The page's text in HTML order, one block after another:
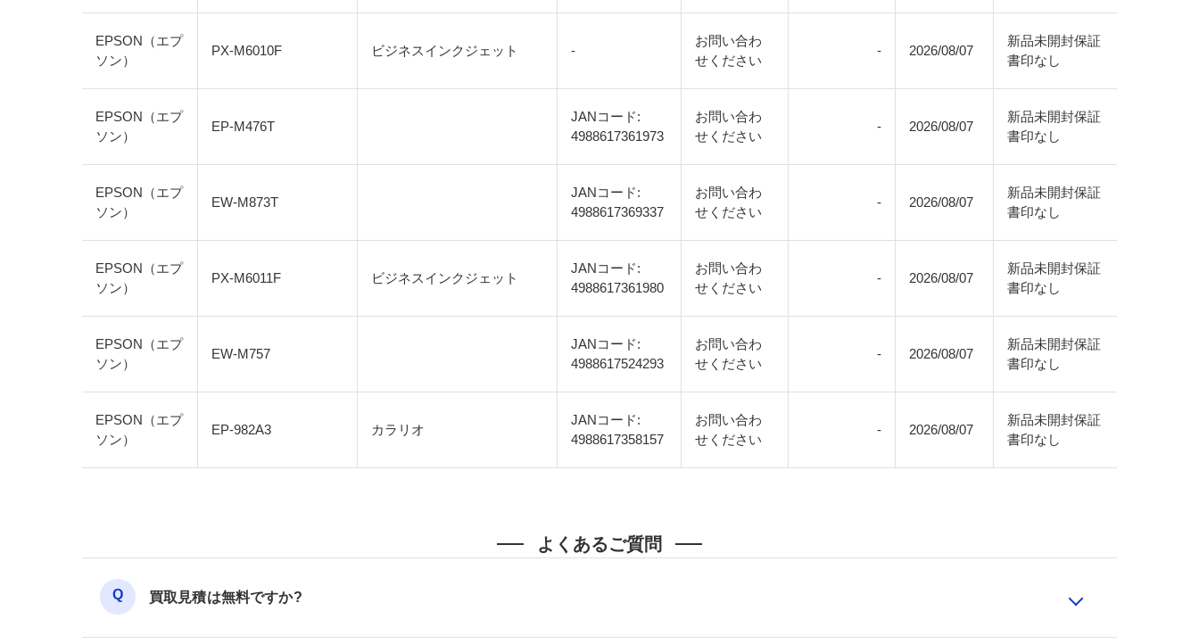
EPSON（エプ
ソン）
PX-M6010F ビジネスインクジェット -
お問い合わ
せください
- 2026/08/07
新品未開封保証
書印なし
EPSON（エプ
ソン）
EP-M476T
JANコード:
4988617361973
お問い合わ
せください
- 2026/08/07
新品未開封保証
書印なし
EPSON（エプ
ソン）
EW-M873T
JANコード:
4988617369337
お問い合わ
せください
- 2026/08/07
新品未開封保証
書印なし
EPSON（エプ
ソン）
PX-M6011F ビジネスインクジェット
JANコード:
4988617361980
お問い合わ
せください
- 2026/08/07
新品未開封保証
書印なし
EPSON（エプ
ソン）
EW-M757
JANコード:
4988617524293
お問い合わ
せください
- 2026/08/07
新品未開封保証
書印なし
EPSON（エプ
ソン）
EP-982A3 カラリオ
JANコード:
4988617358157
お問い合わ
せください
- 2026/08/07
新品未開封保証
書印なし
よくあるご質問
買取見積は無料ですか?